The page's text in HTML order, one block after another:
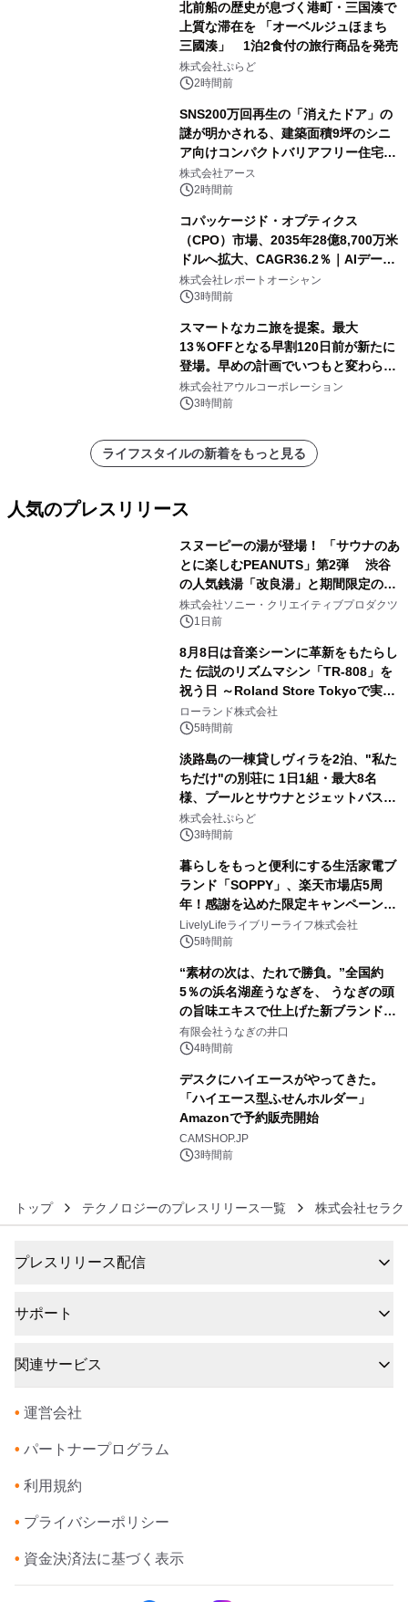
北前船の歴史が息づく港町・三国湊で
上質な滞在を 「オーベルジュほまち
三國湊」 1泊2食付の旅行商品を発売
株式会社ぷらど
2時間前
SNS200万回再生の「消えたドア」の
謎が明かされる、建築面積9坪のシニ
ア向けコンパクトバリアフリー住宅が
誕生
株式会社アース
2時間前
コパッケージド・オプティクス
（CPO）市場、2035年28億8,700万米
ドルへ拡大、CAGR36.2％｜AIデータ
センター・高速光通信需要が成長を加
速
株式会社レポートオーシャン
3時間前
スマートなカニ旅を提案。最大
13％OFFとなる早割120日前が新たに
登場。早めの計画でいつもと変わらぬ
大人の冬旅を。ー夕日ヶ浦温泉「佳松
苑 別邸ふうか」ー
株式会社アウルコーポレーション
3時間前
ライフスタイルの新着をもっと見る
人気のプレスリリース
スヌーピーの湯が登場！ 「サウナのあ
とに楽しむPEANUTS」第2弾 渋谷
の人気銭湯「改良湯」と期間限定のコ
ラボレーション サウナイキタイコラ
ボグッズも発売決定！
株式会社ソニー・クリエイティブプロダクツ
1日前
8月8日は音楽シーンに革新をもたらし
た 伝説のリズムマシン「TR-808」を
祝う日 ～Roland Store Tokyoで実機
を展示しての 記念キャンペーンを開
催 英国ラジオ「NTS」の 特別プログ
アーティストを フィーチャーしたアニ
メーションを公開～
ローランド株式会社
5時間前
淡路島の一棟貸しヴィラを2泊、"私た
ちだけ"の別荘に 1日1組・最大8名
様、プールとサウナとジェットバス付
きで Villa Mon Temps AWAJIの連泊
素泊りプラン
株式会社ぷらど
3時間前
暮らしをもっと便利にする生活家電ブ
ランド「SOPPY」、楽天市場店5周
年！感謝を込めた限定キャンペーンを
8月10日より開催
LivelyLifeライブリーライフ株式会社
5時間前
“素材の次は、たれで勝負。”全国約
5％の浜名湖産うなぎを、 うなぎの頭
の旨味エキスで仕上げた新ブランド
「井口の誉」誕生
有限会社うなぎの井口
4時間前
デスクにハイエースがやってきた。
「ハイエース型ふせんホルダー」
Amazonで予約販売開始
CAMSHOP.JP
3時間前
トップ テクノロジーのプレスリリース一覧 株式会社セラク
プレスリリース配信
サポート
関連サービス
• 運営会社
• パートナープログラム
• 利用規約
• プライバシーポリシー
• 資金決済法に基づく表示